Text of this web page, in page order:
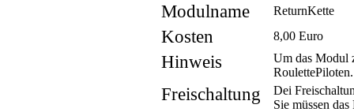
Modulname ReturnKette
Kosten 8,00 Euro
Hinweis
Um das Modul
RoulettePiloten.
Freischaltung
Dei
Sie müssen